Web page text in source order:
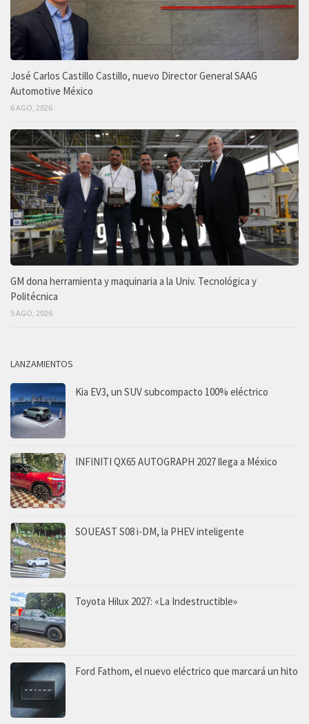
José Carlos Castillo Castillo, nuevo Director General SAAG
Automotive México
6 AGO, 2026
GM dona herramienta y maquinaria a la Univ. Tecnológica y
Politécnica
5 AGO, 2026
LANZAMIENTOS
Kia EV3, un SUV subcompacto 100% eléctrico
INFINITI QX65 AUTOGRAPH 2027 llega a México
SOUEAST S08 i-DM, la PHEV inteligente
Toyota Hilux 2027: «La Indestructible»
Ford Fathom, el nuevo eléctrico que marcará un hito